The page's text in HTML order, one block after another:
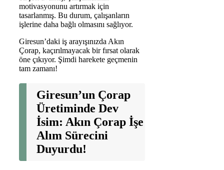
motivasyonunu artırmak için
tasarlanmış. Bu durum, çalışanların
işlerine daha bağlı olmasını sağlıyor.
Giresun’daki iş arayışınızda Akın
Çorap, kaçırılmayacak bir fırsat olarak
öne çıkıyor. Şimdi harekete geçmenin
tam zamanı!
Giresun’un Çorap
Üretiminde Dev
İsim: Akın Çorap İşe
Alım Sürecini
Duyurdu!